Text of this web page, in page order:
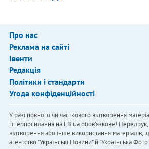
Про нас
Реклама на сайті
Івенти
Редакція
Політики і стандарти
Угода конфіденційності
У разі повного чи часткового відтворення
гіперпосилання на LB.ua обов'язкове!
відтворення або інше використання матеріалів,
агентство "Українськi Новини" й "Українська